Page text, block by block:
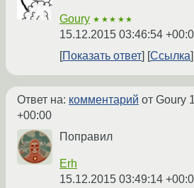
Goury ★★★★★
15.12.2015 03:46:54
Показать ответ
Ссылка
Ответ на: комментарий от Goury
+00:00
Поправил
Erh
15.12.2015 03:49:14